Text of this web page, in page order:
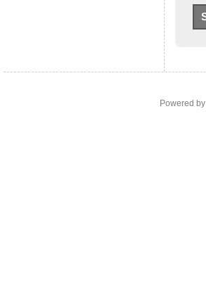
Powered by